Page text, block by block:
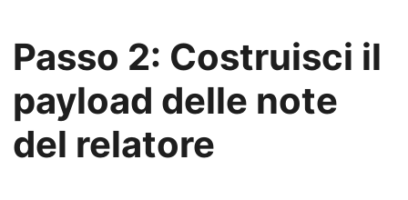
Passo 2: Costruisci il
payload delle note
del relatore